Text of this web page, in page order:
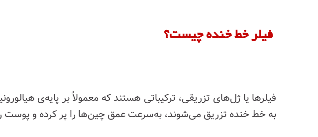
فیلر خط خنده چیست؟
فیلرها یا ژل‌های تزریقی، ترکیباتی هستند که معمولاً بر پایه‌ی
به خط خنده تزریق می‌شوند، به‌سرعت عمق چین‌ها را پر کرده و پوست